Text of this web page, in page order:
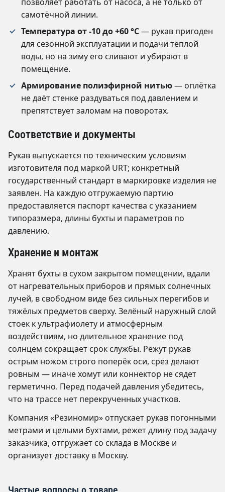
самотёчной линии.
Температура от -10 до +60 °C— рукав пригоден
для сезонной эксплуатации и подачи тёплой
воды, но на зиму его сливают и убирают в
помещение.
Армирование полиэфирной нитью— оплётка
не даёт стенке раздуваться под давлением и
препятствует заломам на поворотах.
Соответствие и документы
Рукав выпускается по техническим условиям
изготовителя под маркой URT; конкретный
государственный стандарт в маркировке изделия не
заявлен. На каждую отгружаемую партию
предоставляется паспорт качества с указанием
типоразмера, длины бухты и параметров по
давлению.
Хранение и монтаж
Хранят бухты в сухом закрытом помещении, вдали
от нагревательных приборов и прямых солнечных
лучей, в свободном виде без сильных перегибов и
тяжёлых предметов сверху. Зелёный наружный слой
стоек к ультрафиолету и атмосферным
воздействиям, но длительное хранение под
солнцем сокращает срок службы. Режут рукав
острым ножом строго поперёк оси, срез делают
ровным — иначе хомут или коннектор не сядет
герметично. Перед подачей давления убедитесь,
что на трассе нет перекрученных участков.
Компания «Резиномир» отпускает рукав погонными
метрами и целыми бухтами, режет длину под задачу
заказчика, отгружает со склада в Москве и
организует доставку в Москву.